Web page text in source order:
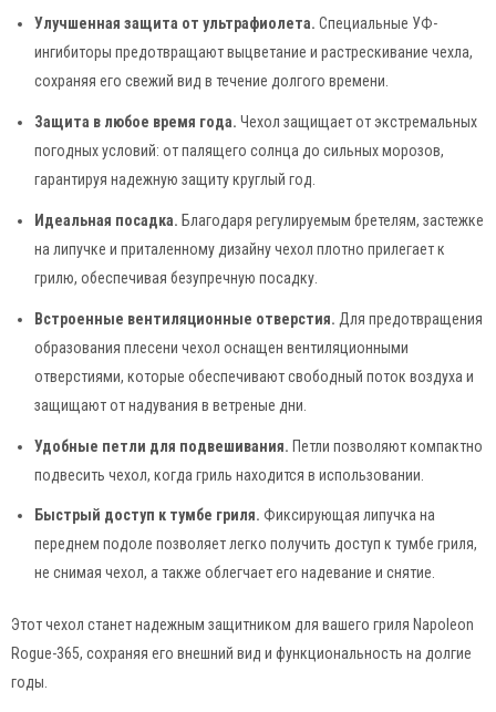
Улучшенная защита от ультрафиолета. Специальные УФ-
ингибиторы предотвращают выцветание и растрескивание чехла,
сохраняя его свежий вид в течение долгого времени.
Защита в любое время года. Чехол защищает от экстремальных
погодных условий: от палящего солнца до сильных морозов,
гарантируя надежную защиту круглый год.
Идеальная посадка. Благодаря регулируемым бретелям, застежке
на липучке и приталенному дизайну чехол плотно прилегает к
грилю, обеспечивая безупречную посадку.
Встроенные вентиляционные отверстия. Для предотвращения
образования плесени чехол оснащен вентиляционными
отверстиями, которые обеспечивают свободный поток воздуха и
защищают от надувания в ветреные дни.
Удобные петли для подвешивания. Петли позволяют компактно
подвесить чехол, когда гриль находится в использовании.
Быстрый доступ к тумбе гриля. Фиксирующая липучка на
переднем подоле позволяет легко получить доступ к тумбе гриля,
не снимая чехол, а также облегчает его надевание и снятие.
Этот чехол станет надежным защитником для вашего гриля Napoleon
Rogue-365, сохраняя его внешний вид и функциональность на долгие
годы.